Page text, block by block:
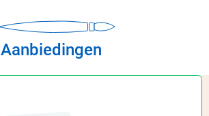
Aanbiedingen